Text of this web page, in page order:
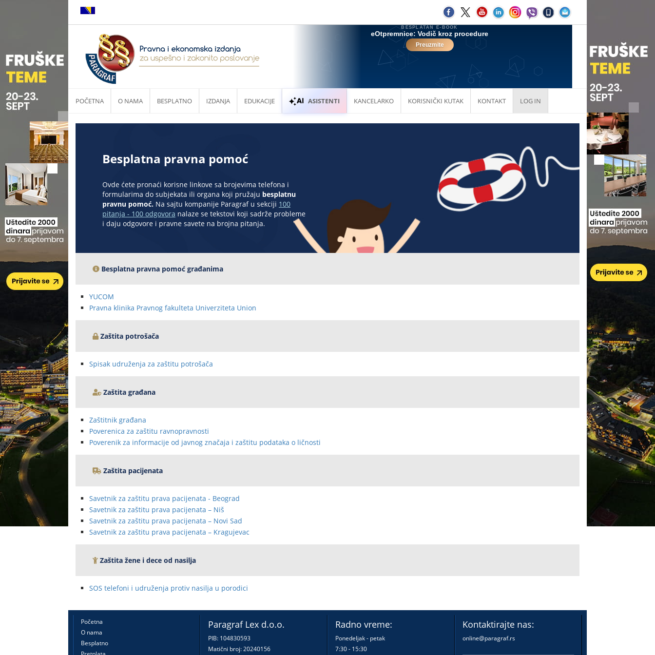
POČETNA O NAMA BESPLATNO IZDANJA EDUKACIJE ASISTENTI KANCELARKO KORISNIČKI KUTAK KONTAKT LOG IN
Besplatna pravna pomoć
Ovde ćete pronaći korisne linkove sa brojevima telefona i
formularima do subjekata ili organa koji pružaju besplatnu
pravnu pomoć. Na sajtu kompanije Paragraf u sekciji 100
pitanja - 100 odgovora nalaze se tekstovi koji sadrže probleme
i daju odgovore i pravne savete na brojna pitanja.
Besplatna pravna pomoć građanima
YUCOM
Pravna klinika Pravnog fakulteta Univerziteta Union
Zaštita potrošača
Spisak udruženja za zaštitu potrošača
Zaštita građana
Zaštitnik građana
Poverenica za zaštitu ravnopravnosti
Poverenik za informacije od javnog značaja i zaštitu podataka o ličnosti
Zaštita pacijenata
Savetnik za zaštitu prava pacijenata - Beograd
Savetnik za zaštitu prava pacijenata – Niš
Savetnik za zaštitu prava pacijenata – Novi Sad
Savetnik za zaštitu prava pacijenata – Kragujevac
Zaštita žene i dece od nasilja
SOS telefoni i udruženja protiv nasilja u porodici
Početna
O nama
Besplatno
Paragraf Lex d.o.o.
PIB: 104830593
Matični broj: 20240156
Radno vreme:
Ponedeljak - petak
7:30 - 15:30
Kontaktirajte nas:
online@paragraf.rs